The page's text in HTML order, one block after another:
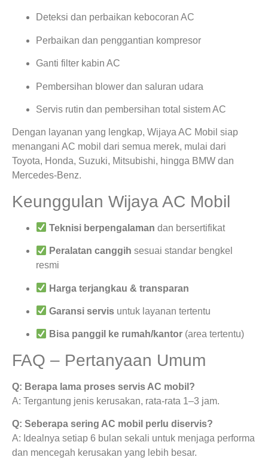
Deteksi dan perbaikan kebocoran AC
Perbaikan dan penggantian kompresor
Ganti filter kabin AC
Pembersihan blower dan saluran udara
Servis rutin dan pembersihan total sistem AC
Dengan layanan yang lengkap, Wijaya AC Mobil siap
menangani AC mobil dari semua merek, mulai dari
Toyota, Honda, Suzuki, Mitsubishi, hingga BMW dan
Mercedes-Benz.
Keunggulan Wijaya AC Mobil
Teknisi berpengalaman dan bersertifikat
Peralatan canggih sesuai standar bengkel
resmi
Harga terjangkau & transparan
Garansi servis untuk layanan tertentu
Bisa panggil ke rumah/kantor (area tertentu)
FAQ – Pertanyaan Umum
Q: Berapa lama proses servis AC mobil?
A: Tergantung jenis kerusakan, rata-rata 1–3 jam.
Q: Seberapa sering AC mobil perlu diservis?
A: Idealnya setiap 6 bulan sekali untuk menjaga performa
dan mencegah kerusakan yang lebih besar.